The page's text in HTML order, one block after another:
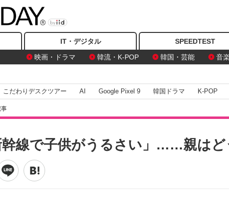
IT・デジタル SPEEDTEST
映画・ドラマ
韓流・K-POP 韓国・芸能 音楽
こだわりデスクツアー AI Google Pixel 9 韓国ドラマ K-POP
幹線で子供がうるさい」……親は